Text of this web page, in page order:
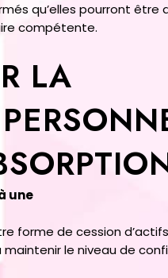
qu’elles pourront être
compétente.
LA
une
forme de cession
le niveau de